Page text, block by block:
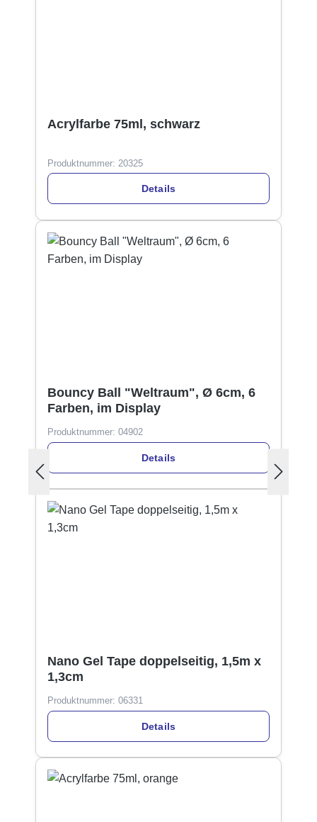
Acrylfarbe 75ml, schwarz
Produktnummer: 20325
Details
Bouncy Ball "Weltraum", Ø 6cm, 6
Farben, im Display
Produktnummer: 04902
Details
Nano Gel Tape doppelseitig, 1,5m x
1,3cm
Produktnummer: 06331
Details